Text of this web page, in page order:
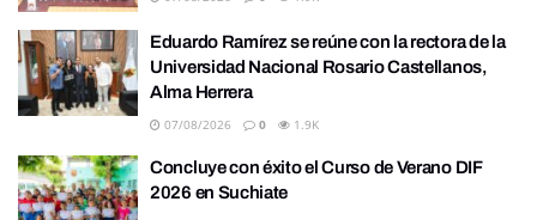
Eduardo Ramírez se reúne con la rectora de la
Universidad Nacional Rosario Castellanos,
Alma Herrera
07/08/2026 0 1.9K
Concluye con éxito el Curso de Verano DIF
2026 en Suchiate